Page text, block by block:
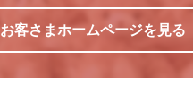
お客さまホームページを見る